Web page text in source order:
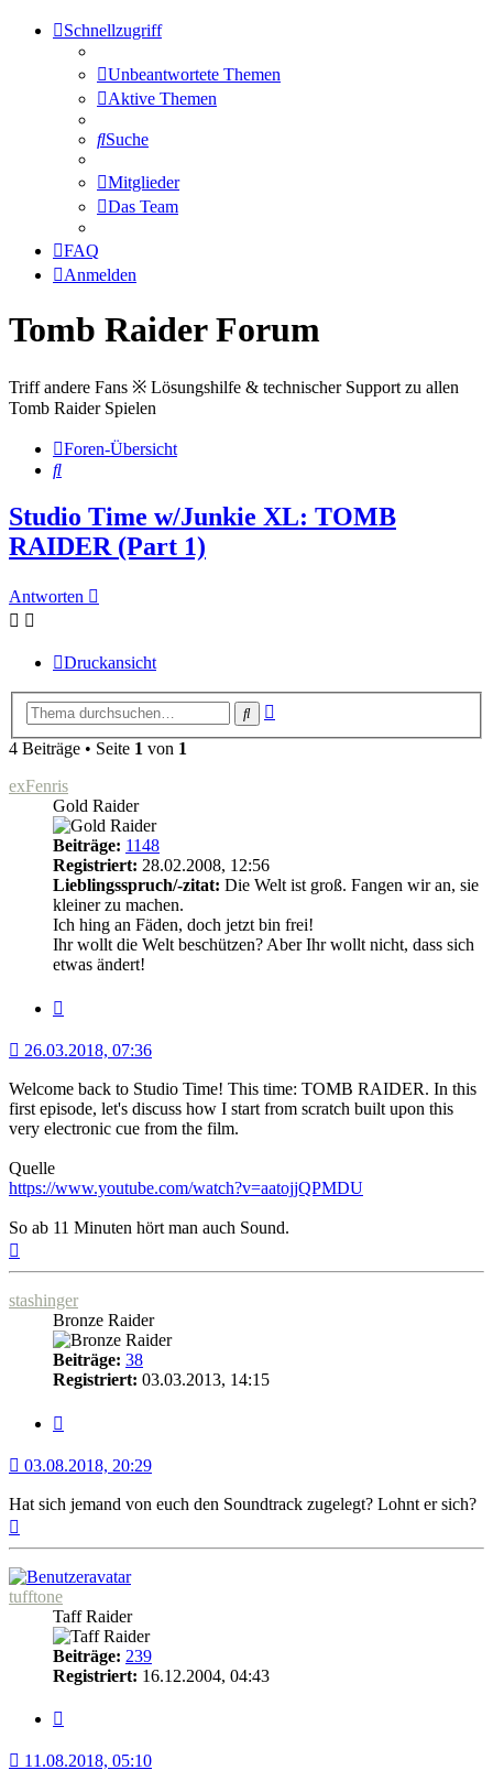
Schnellzugriff
Unbeantwortete Themen
Aktive Themen
Suche
Mitglieder
Das Team
FAQ
Anmelden
Tomb Raider Forum
Triff andere Fans ※ Lösungshilfe & technischer Support zu allen
Tomb Raider Spielen
Foren-Übersicht
Suche
Studio Time w/Junkie XL: TOMB
RAIDER (Part 1)
Antworten
Druckansicht
Suche
4 Beiträge • Seite 1 von 1
exFenris
Gold Raider
Beiträge: 1148
Registriert: 28.02.2008, 12:56
Lieblingsspruch/-zitat: Die Welt ist groß. Fangen wir an, sie
kleiner zu machen.
Ich hing an Fäden, doch jetzt bin frei!
Ihr wollt die Welt beschützen? Aber Ihr wollt nicht, dass sich
etwas ändert!
26.03.2018, 07:36
Welcome back to Studio Time! This time: TOMB RAIDER. In this
first episode, let's discuss how I start from scratch built upon this
very electronic cue from the film.
Quelle
https://www.youtube.com/watch?v=aatojjQPMDU
So ab 11 Minuten hört man auch Sound.
stashinger
Bronze Raider
Beiträge: 38
Registriert: 03.03.2013, 14:15
03.08.2018, 20:29
Hat sich jemand von euch den Soundtrack zugelegt? Lohnt er sich?
tufftone
Taff Raider
Beiträge: 239
Registriert: 16.12.2004, 04:43
11.08.2018, 05:10